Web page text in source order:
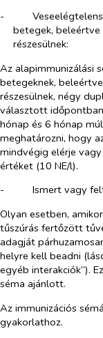
-​
betegek, beleértve
részesülnek:
Az alapimmunizálási
betegeknek,
részesülnek, négy
választott
hónap és 6 hónap
meghatározni, hogy
mindvégig elérje
értéket (10 NE/l).
-​
Ismert vagy
Olyan esetben,
tűszúrás fertőzött
adagját
helyre kell beadni
egyéb interakciók”).
séma ajánlott.
Az immunizációs
gyakorlathoz.